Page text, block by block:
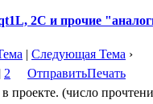
2C и прочие
| Следующая Тема ›
2 ОтправитьПечать
проекте. (число